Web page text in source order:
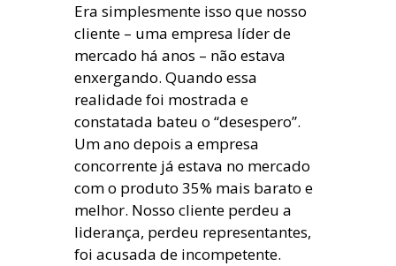
Era simplesmente isso que nosso
cliente – uma empresa líder de
mercado há anos – não estava
enxergando. Quando essa
realidade foi mostrada e
constatada bateu o “desespero”.
Um ano depois a empresa
concorrente já estava no mercado
com o produto 35% mais barato e
melhor. Nosso cliente perdeu a
liderança, perdeu representantes,
foi acusada de incompetente.